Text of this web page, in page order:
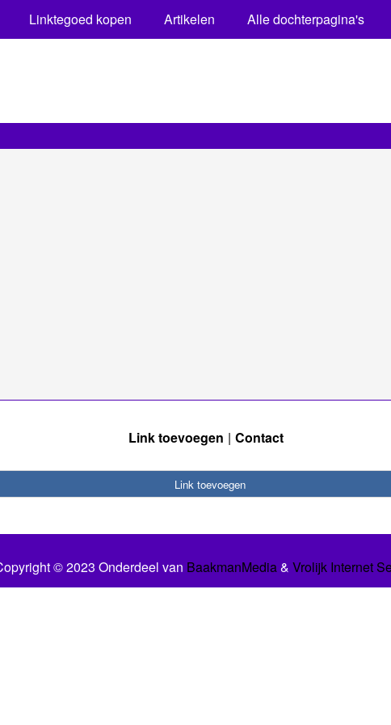
Linktegoed kopen Artikelen Alle dochterpagina's
Link toevoegen Contact
Link toevoegen
© 2023 Onderdeel van BaakmanMedia& Vrolijk Internet